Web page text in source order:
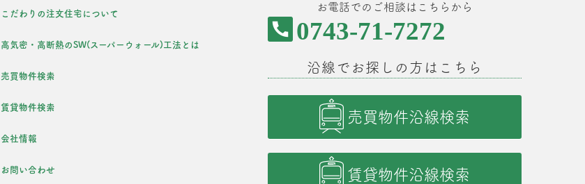
こだわりの注文住宅について
高気密・高断熱のSW(スーパーウォール)工法とは
売買物件検索
賃貸物件検索
会社情報
お問い合わせ
お電話でのご相談はこちらから
0743-71-7272
沿線でお探しの方はこちら
売買物件沿線検索
賃貸物件沿線検索